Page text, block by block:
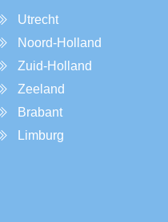
Utrecht
Noord-Holland
Zuid-Holland
Zeeland
Brabant
Limburg